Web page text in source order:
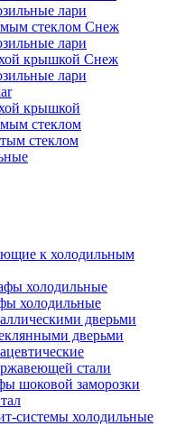
лари
стеклом Снеж
лари
крышкой Снеж
лари
крышкой
стеклом
стеклом
к холодильным
холодильные
холодильные
дверьми
дверьми
стали
шоковой заморозки
системы холодильные